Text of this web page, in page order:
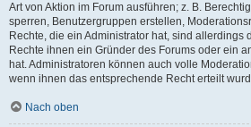
Art von Aktion im Forum ausführen; z. B.
sperren, Benutzergruppen erstellen,
Rechte, die ein Administrator hat, sind allerdings
Rechte ihnen ein Gründer des Forums oder ein
hat. Administratoren können auch volle
wenn ihnen das entsprechende Recht erteilt
Nach oben